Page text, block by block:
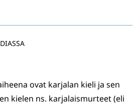
ovat karjalan kieli ja sen
kielen ns. karjalaismurteet (eli